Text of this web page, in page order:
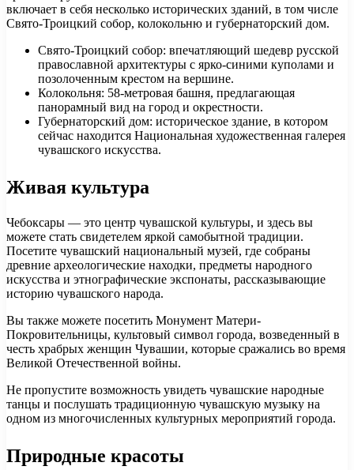
включает в себя несколько исторических зданий, в том числе
Свято-Троицкий собор, колокольню и губернаторский дом.
Свято-Троицкий собор: впечатляющий шедевр русской
православной архитектуры с ярко-синими куполами и
позолоченным крестом на вершине.
Колокольня: 58-метровая башня, предлагающая
панорамный вид на город и окрестности.
Губернаторский дом: историческое здание, в котором
сейчас находится Национальная художественная галерея
чувашского искусства.
Живая культура
Чебоксары — это центр чувашской культуры, и здесь вы
можете стать свидетелем яркой самобытной традиции.
Посетите чувашский национальный музей, где собраны
древние археологические находки, предметы народного
искусства и этнографические экспонаты, рассказывающие
историю чувашского народа.
Вы также можете посетить Монумент Матери-
Покровительницы, культовый символ города, возведенный в
честь храбрых женщин Чувашии, которые сражались во время
Великой Отечественной войны.
Не пропустите возможность увидеть чувашские народные
танцы и послушать традиционную чувашскую музыку на
одном из многочисленных культурных мероприятий города.
Природные красоты